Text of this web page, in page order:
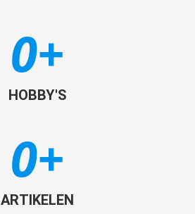
HOBBY'S
0+
ARTIKELEN
0+